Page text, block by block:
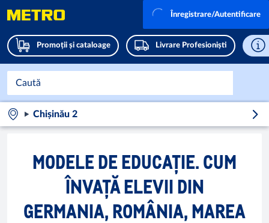
Promoții și cataloage Livrare Profesioniști
Înregistrare/Autentificare
Chișinău 2
MODELE DE EDUCAŢIE. CUM
ÎNVAŢĂ ELEVII DIN
GERMANIA, ROMÂNIA, MAREA